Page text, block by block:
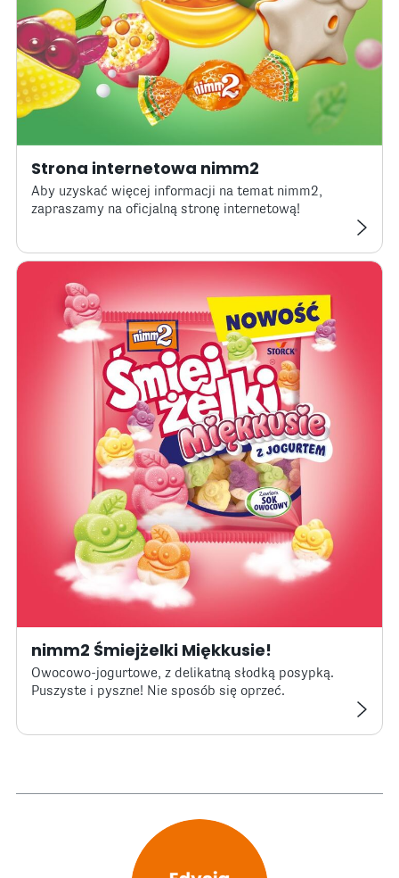
Strona internetowa nimm2
Aby uzyskać więcej informacji na temat nimm2,
zapraszamy na oficjalną stronę internetową!
nimm2 Śmiejżelki Miękkusie!
Owocowo-jogurtowe, z delikatną słodką posypką.
Puszyste i pyszne! Nie sposób się oprzeć.